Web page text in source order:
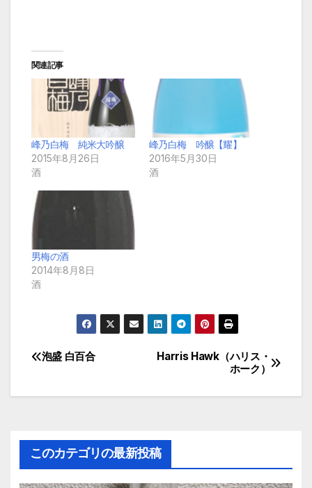
関連記事
峰乃白梅 純米大吟醸
2015年8月26日
酒
峰乃白梅 吟醸【耀】
2016年5月30日
酒
男梅の酒
2014年8月8日
酒
投
稿
ビ
ゲ
Harris Hawk（ハリス・
ホーク）
泡盛 白百合
このカテゴリの最新投稿